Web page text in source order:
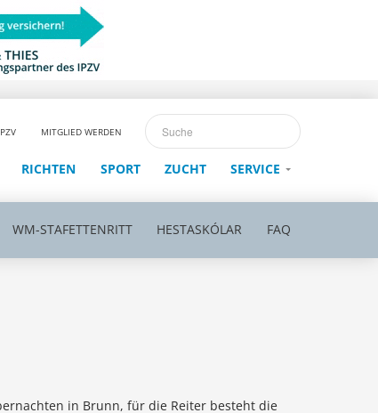
MITGLIED WERDEN
RICHTEN SPORT ZUCHT SERVICE
WM-STAFETTENRITT HESTASKÓLAR FAQ
in Brunn, für die Reiter besteht die